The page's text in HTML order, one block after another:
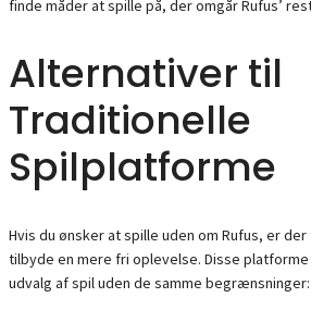
finde måder at spille på, der omgår Rufus’
Alternativer til
Traditionelle
Spilplatforme
Hvis du ønsker at spille uden om Rufus, er
tilbyde en mere fri oplevelse. Disse
udvalg af spil uden de samme begrænsninger: